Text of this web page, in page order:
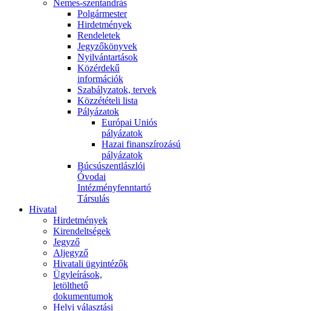
Nemes-szentandrás
Polgármester
Hirdetmények
Rendeletek
Jegyzőkönyvek
Nyilvántartások
Közérdekű
információk
Szabályzatok, tervek
Közzétételi lista
Pályázatok
Európai Uniós
pályázatok
Hazai finanszírozású
pályázatok
Búcsúszentlászlói
Óvodai
Intézményfenntartó
Társulás
Hivatal
Hirdetmények
Kirendeltségek
Jegyző
Aljegyző
Hivatali ügyintézők
Ügyleírások,
letölthető
dokumentumok
Helyi választási